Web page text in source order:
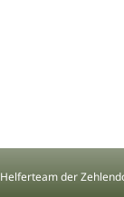
der